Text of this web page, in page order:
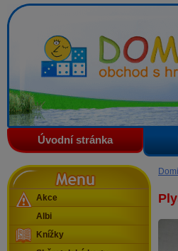
Domino - obchod s
Úvodní stránka
Menu
Akce
Albi
Knížky